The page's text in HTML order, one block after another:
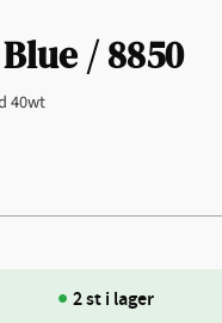
/ 8850
40wt
2 st i lager